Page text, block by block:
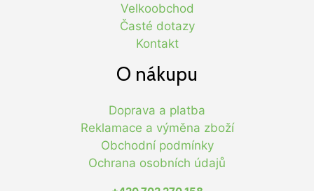
Velkoobchod
Časté dotazy
Kontakt
O nákupu
Doprava a platba
Reklamace a výměna zboží
Obchodní podmínky
Ochrana osobních údajů